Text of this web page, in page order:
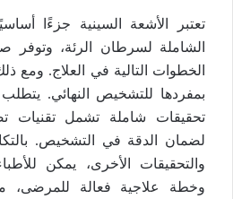
تعتبر الأشعة السينية جزءًا
الشاملة لسرطان الرئة، وتوفر
الخطوات التالية في العلاج. ومع
بمفردها للتشخيص النهائي.
تحقيقات شاملة تشمل تقنيات
لضمان الدقة في التشخيص.
والتحقيقات الأخرى، يمكن
وخطة علاجية فعالة للمرضى،